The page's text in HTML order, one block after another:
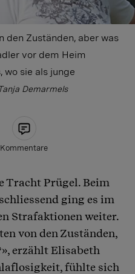
den Zuständen, aber was
vor dem Heim
wo sie als junge
Demarmels
Kommentare
Tracht Prügel. Beim
ging es im
Strafaktionen weiter.
von den Zuständen,
erzählt Elisabeth
fühlte sich